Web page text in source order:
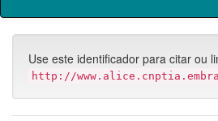
Use este identificador para citar ou
http://